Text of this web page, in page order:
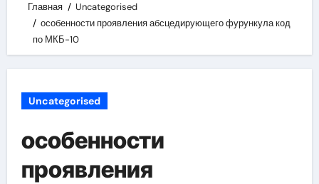
Главная
Uncategorised
особенности проявления абсцедирующего фурункула код
по МКБ-10
Uncategorised
особенности
проявления